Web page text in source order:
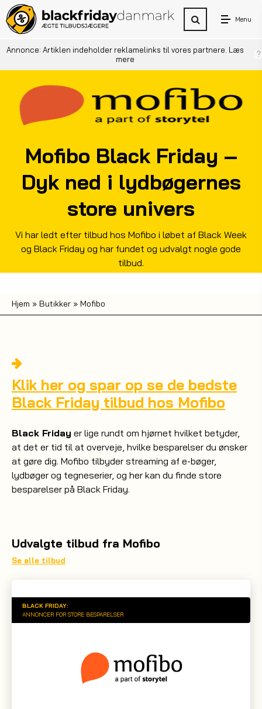
Menu
Annonce: Artiklen indeholder reklamelinks til vores partnere. Læs
mere
Mofibo Black Friday –
Dyk ned i lydbøgernes
store univers
Vi har ledt efter tilbud hos Mofibo i løbet af Black Week
og Black Friday og har fundet og udvalgt nogle gode
tilbud.
Hjem » Butikker » Mofibo
Klik her og spar op se de bedste
Black Friday tilbud hos Mofibo
Black Friday er lige rundt om hjørnet hvilket betyder,
at det er tid til at overveje, hvilke besparelser du ønsker
at gøre dig. Mofibo tilbyder streaming af e-bøger,
lydbøger og tegneserier, og her kan du finde store
besparelser på Black Friday.
Udvalgte tilbud fra Mofibo
Se alle tilbud
BLACK FRIDAY:
ANNONCER FOR STORE BESPARELSER